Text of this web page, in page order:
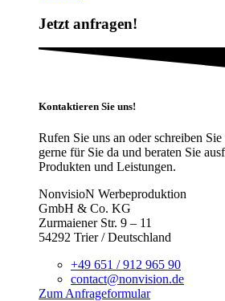
Jetzt anfragen!
Kontaktieren Sie uns!
Rufen Sie uns an oder schreiben
gerne für Sie da und beraten Sie
Produkten und Leistungen.
NonvisioN Werbeproduktion
GmbH & Co. KG
Zurmaiener Str. 9 – 11
54292 Trier / Deutschland
+49 651 / 912 965 90
contact@nonvision.de
Zum Anfrageformular